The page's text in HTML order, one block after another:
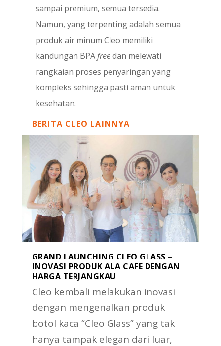
sampai premium, semua tersedia.
Namun, yang terpenting adalah semua
produk air minum Cleo memiliki
kandungan BPAfreedan melewati
rangkaian proses penyaringan yang
kompleks sehingga pasti aman untuk
kesehatan.
BERITA CLEO LAINNYA
GRAND LAUNCHING CLEO GLASS –
INOVASI PRODUK ALA CAFE DENGAN
HARGA TERJANGKAU
Cleo kembali melakukan inovasi
dengan mengenalkan produk
botol kaca “Cleo Glass” yang tak
hanya tampak elegan dari luar,